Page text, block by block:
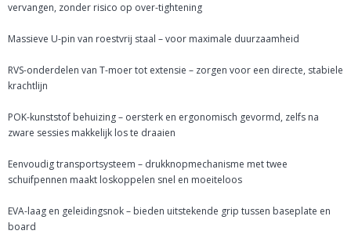
vervangen, zonder risico op over-tightening
Massieve U-pin van roestvrij staal – voor maximale duurzaamheid
RVS-onderdelen van T-moer tot extensie – zorgen voor een directe, stabiele
krachtlijn
POK-kunststof behuizing – oersterk en ergonomisch gevormd, zelfs na
zware sessies makkelijk los te draaien
Eenvoudig transportsysteem – drukknopmechanisme met twee
schuifpennen maakt loskoppelen snel en moeiteloos
EVA-laag en geleidingsnok – bieden uitstekende grip tussen baseplate en
board